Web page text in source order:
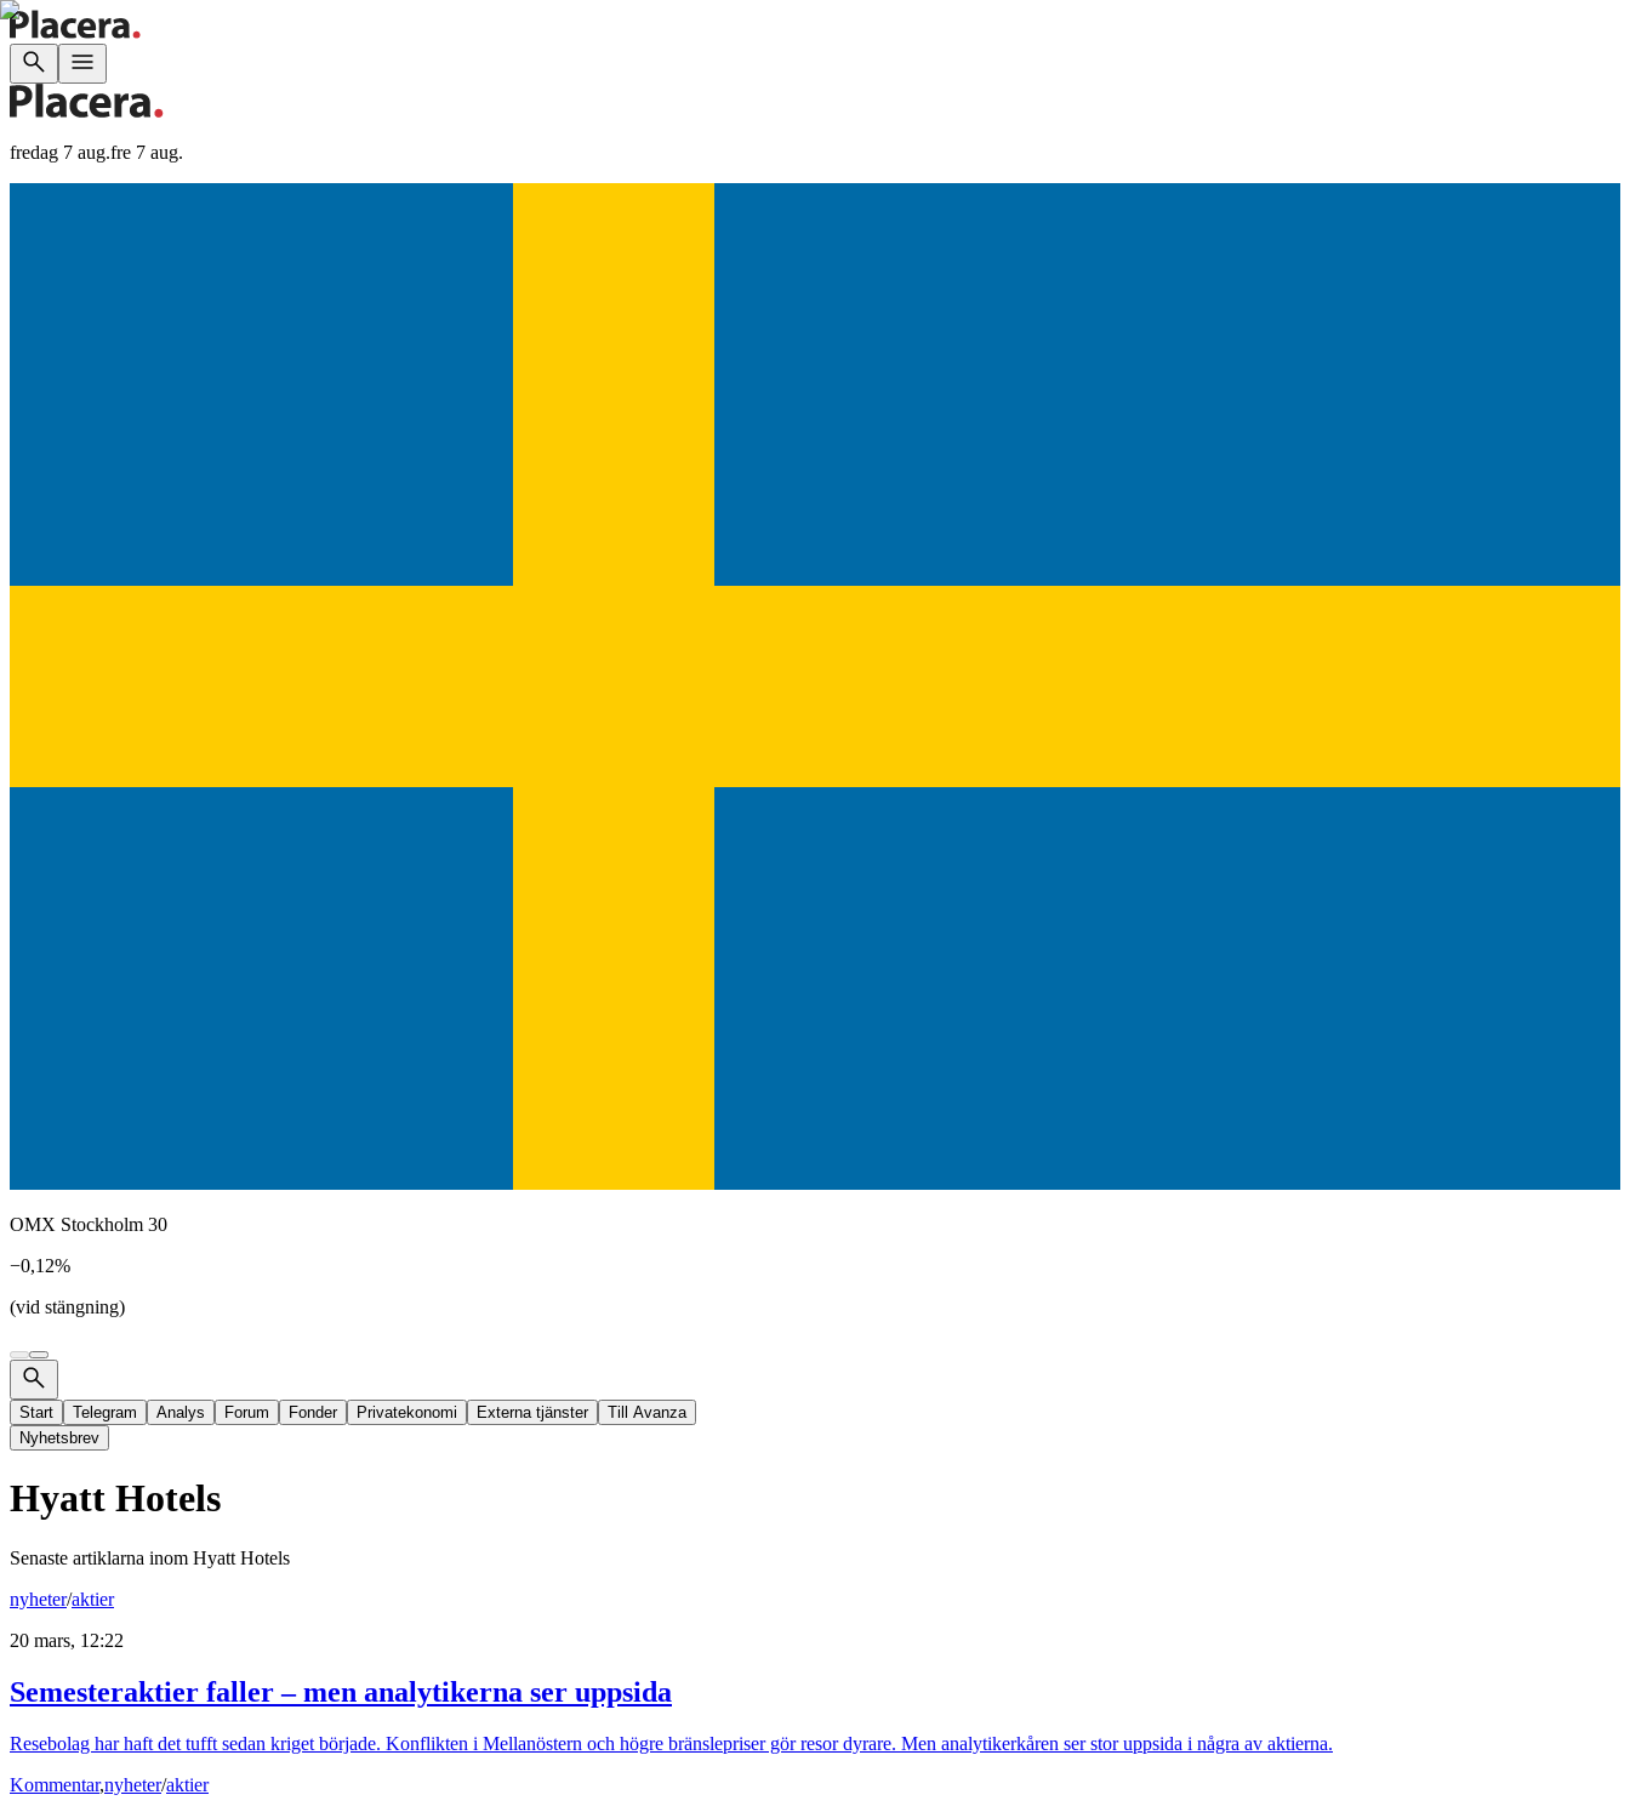
fredag 7 aug.fre 7 aug.
OMX Stockholm 30
−0,12%
(vid stängning)
Start Telegram Analys Forum Fonder Privatekonomi Externa tjänster
Till Avanza
Nyhetsbrev
Hyatt Hotels
Senaste artiklarna inom Hyatt Hotels
nyheter/aktier
20 mars, 12:22
Semesteraktier faller – men analytikerna ser uppsida
Resebolag har haft det tufft sedan kriget började. Konflikten i Mellanöstern och högre bränslepriser gör resor dyrare. Men analytikerkåren ser stor uppsida i några av aktierna.
Kommentar,nyheter/aktier